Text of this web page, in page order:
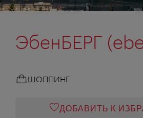
ЭбенБЕРГ
ШОППИНГ
ДОБАВИТЬ К